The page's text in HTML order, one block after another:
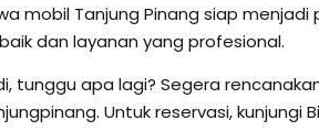
mobil Tanjung Pinang siap
dan layanan yang profesional.
tunggu apa lagi? Segera
Untuk reservasi, kunjungi